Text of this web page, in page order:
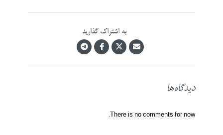
به اشتراک گذارید
دیدگاه‌ها
There is no comments for now.